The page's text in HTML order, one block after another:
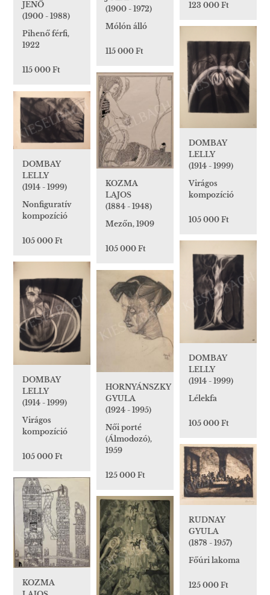
JENŐ
(1900 - 1988)
Pihenő férfi,
1922
115 000 Ft
(1900 - 1972)
Mólón álló
115 000 Ft
123 000 Ft
DOMBAY
LELLY
(1914 - 1999)
Virágos
kompozíció
105 000 Ft
KOZMA
LAJOS
(1884 - 1948)
Mezőn, 1909
105 000 Ft
DOMBAY
LELLY
(1914 - 1999)
Nonfiguratív
kompozíció
105 000 Ft
DOMBAY
LELLY
(1914 - 1999)
Lélekfa
105 000 Ft
DOMBAY
LELLY
(1914 - 1999)
Virágos
kompozíció
105 000 Ft
HORNYÁNSZKY
GYULA
(1924 - 1995)
Női porté
(Álmodozó),
1959
125 000 Ft
RUDNAY
GYULA
(1878 - 1957)
Főúri lakoma
125 000 Ft
KOZMA